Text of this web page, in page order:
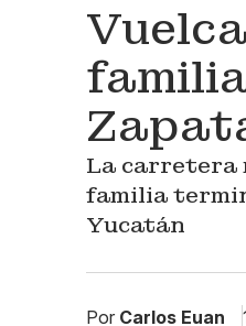
La carretera
familia
Yucatán
Por Carlos Euan